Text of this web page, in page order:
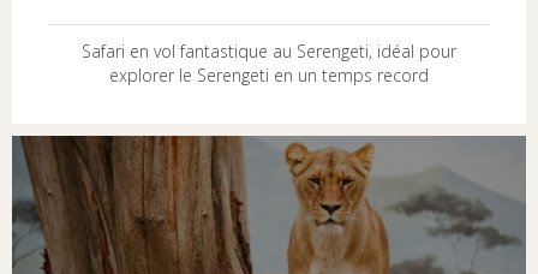
Safari en vol fantastique au Serengeti, idéal pour
explorer le Serengeti en un temps record